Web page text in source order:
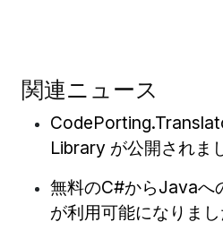
関連ニュース
Library が公開されま
無料のC#からJavaへ
が利用可能になりまし